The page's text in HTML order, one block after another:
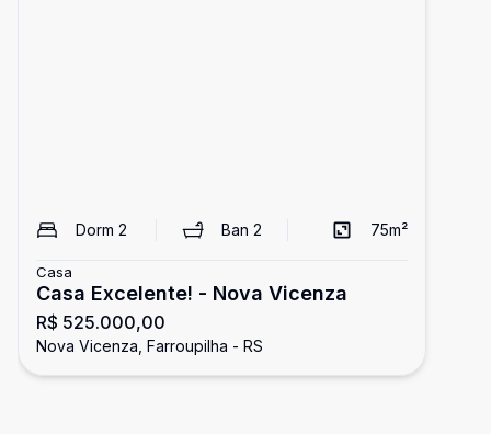
Dorm 2 Ban2 75m²
Casa
Casa Excelente! - Nova Vicenza
R$ 525.000,00
Nova Vicenza, Farroupilha - RS